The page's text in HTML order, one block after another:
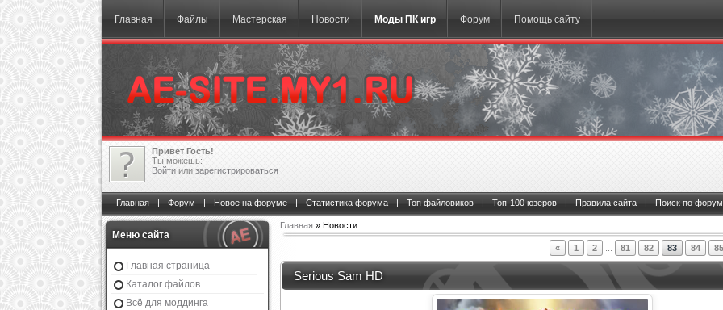
Главная Файлы Мастерская Новости Моды ПК игр Форум Помощь сайту
Привет Гость!
Ты можешь:
Войти или зарегистрироваться
Главная | Форум | Новое на форуме | Статистика форума | Топ файловиков | Топ-100 юзеров | Правила сайта | Поиск по
Меню сайта
Главная страница
Каталог файлов
Всё для моддинга
Главная » Новости
« 1 2 81 82 83 84 85
Serious Sam HD